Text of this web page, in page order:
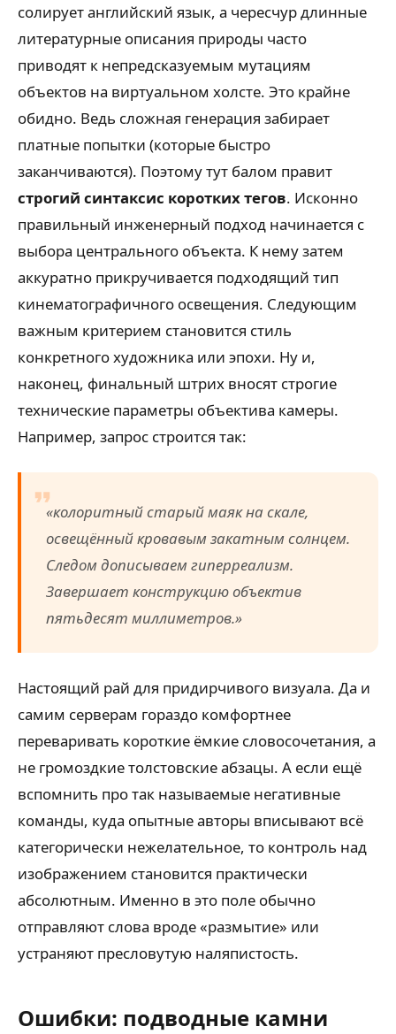
солирует английский язык, а чересчур длинные
литературные описания природы часто
приводят к непредсказуемым мутациям
объектов на виртуальном холсте. Это крайне
обидно. Ведь сложная генерация забирает
платные попытки (которые быстро
заканчиваются). Поэтому тут балом правит
строгий синтаксис коротких тегов. Исконно
правильный инженерный подход начинается с
выбора центрального объекта. К нему затем
аккуратно прикручивается подходящий тип
кинематографичного освещения. Следующим
важным критерием становится стиль
конкретного художника или эпохи. Ну и,
наконец, финальный штрих вносят строгие
технические параметры объектива камеры.
Например, запрос строится так:
«колоритный старый маяк на скале,
освещённый кровавым закатным солнцем.
Следом дописываем гиперреализм.
Завершает конструкцию объектив
пятьдесят миллиметров.»
Настоящий рай для придирчивого визуала. Да и
самим серверам гораздо комфортнее
переваривать короткие ёмкие словосочетания, а
не громоздкие толстовские абзацы. А если ещё
вспомнить про так называемые негативные
команды, куда опытные авторы вписывают всё
категорически нежелательное, то контроль над
изображением становится практически
абсолютным. Именно в это поле обычно
отправляют слова вроде «размытие» или
устраняют пресловутую наляпистость.
Ошибки: подводные камни